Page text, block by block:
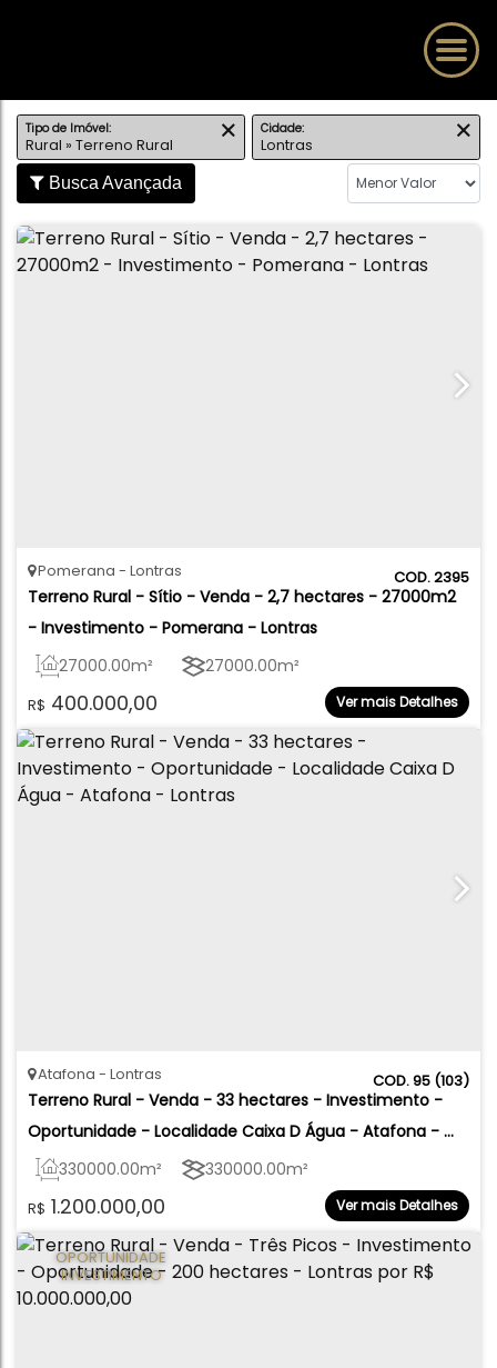
Tipo de Imóvel:
Rural » Terreno Rural
Cidade:
Lontras
Busca Avançada
2395
Terreno Rural - Sítio - Venda - 2,7 hectares - 27000m2
- Investimento - Pomerana - Lontras
R$ 400.000,00
Pomerana Lontras
27000.00m² 27000.00m²
Ver mais Detalhes
95 (103)
Terreno Rural - Venda - 33 hectares - Investimento -
Oportunidade - Localidade Caixa D Água - Atafona -
Lontras
R$ 1.200.000,00
Atafona Lontras
330000.00m² 330000.00m²
Ver mais Detalhes
OPORTUNIDADE
INVESTIMENTO